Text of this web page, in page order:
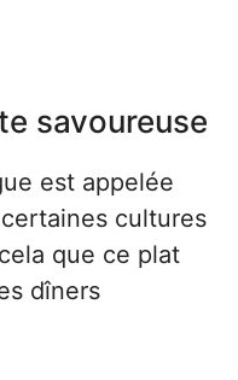
savoureuse
est appelée
cultures
que ce plat
dîners